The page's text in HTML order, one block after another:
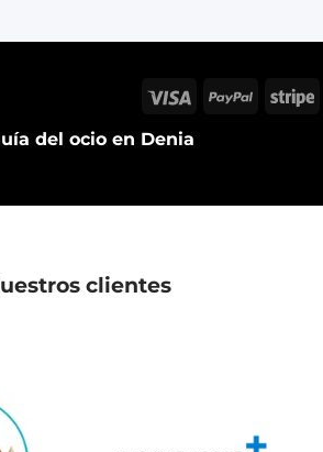
del ocio en Denia
Visa PayPal
clientes